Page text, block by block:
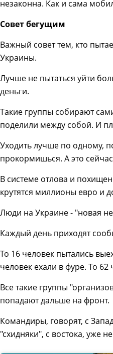
незаконна. Как и сама
Совет бегущим
Важный совет тем, кто
Украины.
Лучше не пытаться уйти
деньги.
Такие группы собирают
поделили между собой. И
Уходить лучше по одному,
прокормишься. А это
В системе отлова и
крутятся миллионы евро и
Люди на Украине - "новая
Каждый день приходят
То 16 человек пытались
человек ехали в фуре. То
Все такие группы
попадают дальше на фронт.
Командиры, говорят, с
"схидняки", с востока, уже